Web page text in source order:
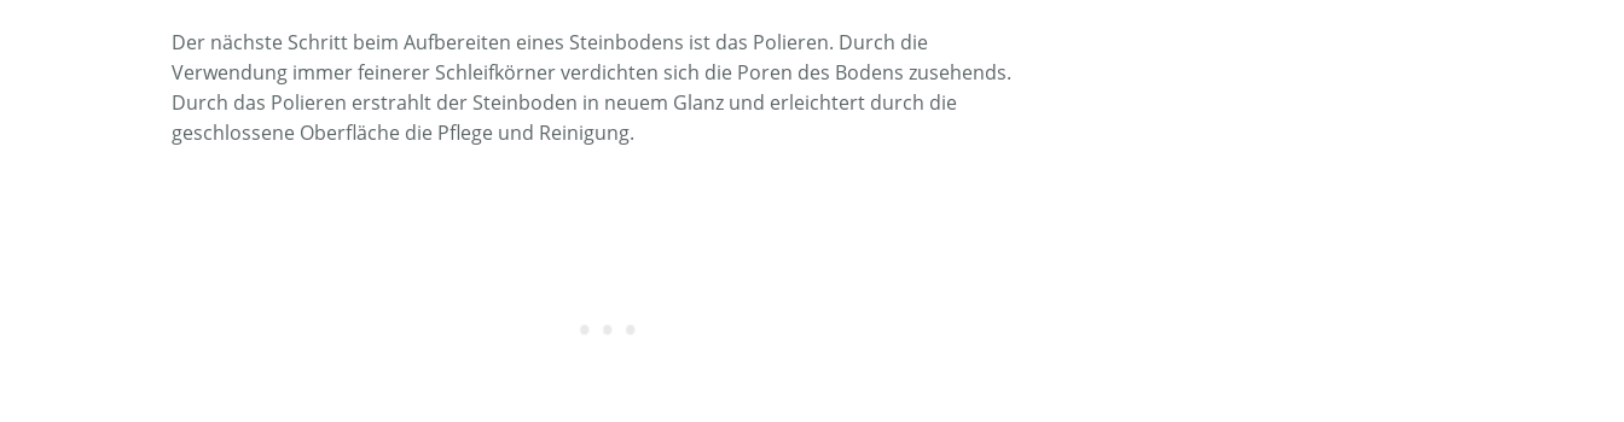
Der nächste Schritt beim Aufbereiten eines Steinbodens ist das Polieren. Durch die
Verwendung immer feinerer Schleifkörner verdichten sich die Poren des Bodens zusehends.
Durch das Polieren erstrahlt der Steinboden in neuem Glanz und erleichtert durch die
geschlossene Oberfläche die Pflege und Reinigung.